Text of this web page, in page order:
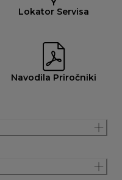
Lokator Servisa
Navodila Priročniki